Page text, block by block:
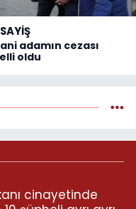
adamın cezası
oldu
cinayetinde